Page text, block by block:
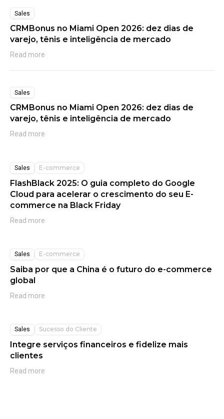
Sales
CRMBonus no Miami Open 2026: dez dias de
varejo, tênis e inteligência de mercado
Read more
Sales
CRMBonus no Miami Open 2026: dez dias de
varejo, tênis e inteligência de mercado
Read more
Sales E-commerce
FlashBlack 2025: O guia completo do Google
Cloud para acelerar o crescimento do seu E-
commerce na Black Friday
Read more
Sales E-commerce
Saiba por que a China é o futuro do e-commerce
global
Read more
Sales Sucesso do Cliente
Integre serviços financeiros e fidelize mais
clientes
Read more